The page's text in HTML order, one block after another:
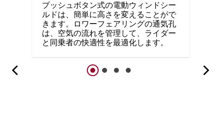
プッシュボタン式の電動ウィンドシー
ルドは、簡単に高さを変えることがで
きます。ロワーフェアリングの通気孔
は、空気の流れを管理して、ライダー
と同乗者の快適性を最適化します。